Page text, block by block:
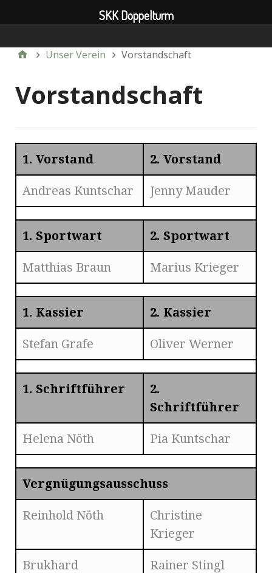
Unser Verein Vorstandschaft
Vorstandschaft
1. Vorstand 2. Vorstand
Andreas Kuntschar Jenny Mauder
1. Sportwart 2. Sportwart
Matthias Braun Marius Krieger
1. Kassier 2. Kassier
Stefan Grafe Oliver Werner
1. Schriftführer
2.
Schriftführer
Helena Nöth Pia Kuntschar
Vergnügungsausschuss
Reinhold Nöth
Christine
Krieger
Brukhard
Rainer Stingl
SKK Doppelturm